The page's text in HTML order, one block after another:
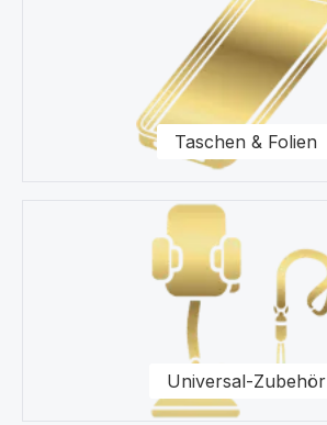
Taschen & Folien
Universal-Zubehör